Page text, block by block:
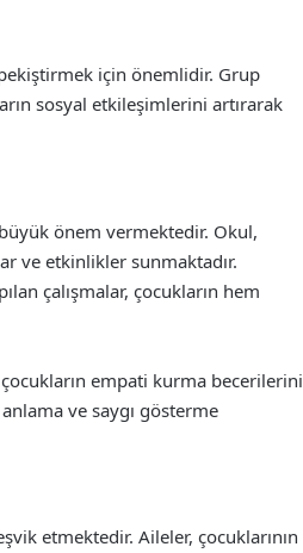
için önemlidir. Grup
sosyal etkileşimlerini artırarak
önem vermektedir. Okul,
ve etkinlikler sunmaktadır.
çalışmalar, çocukların hem
empati kurma becerilerini
ve saygı gösterme
etmektedir. Aileler, çocuklarının